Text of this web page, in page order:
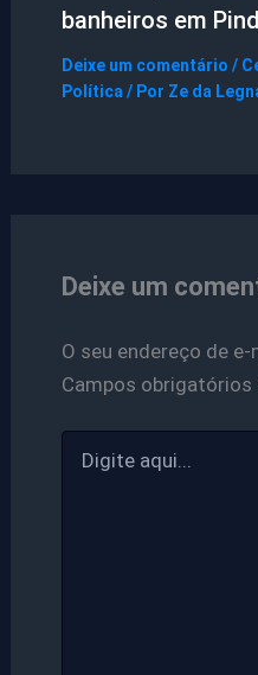
banheiros em
Deixe um comentário /
Política / Por Ze da
Deixe um
O seu endereço de
Campos
aqui...